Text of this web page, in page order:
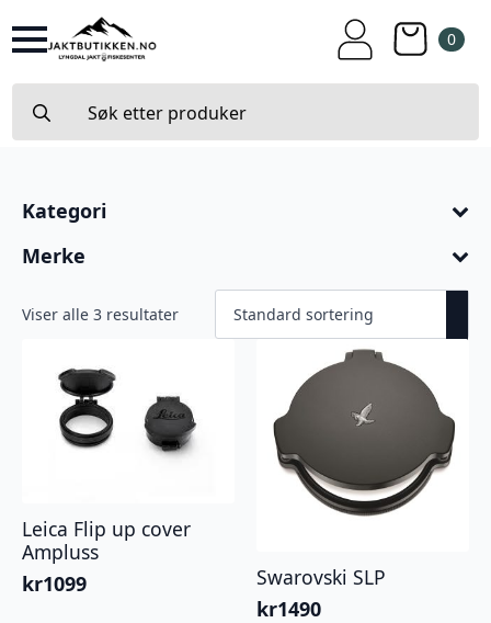
0
for:
Kategori
Merke
Viser alle 3 resultater
Leica Flip up cover
Ampluss
kr1099
Swarovski SLP
kr1490